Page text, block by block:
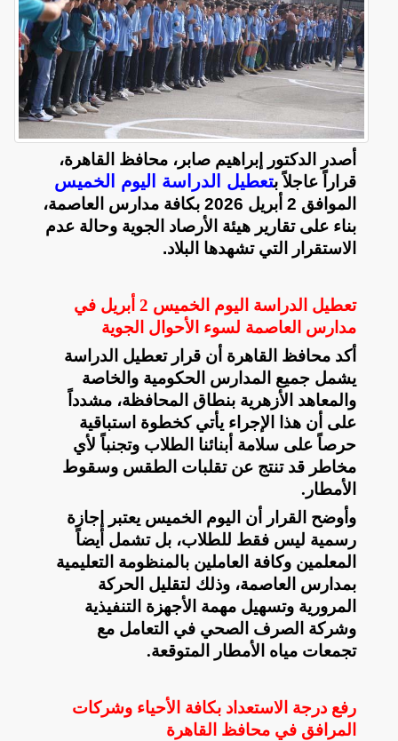
أصدر الدكتور إبراهيم صابر، محافظ القاهرة،
قراراً عاجلاً بتعطيل الدراسة اليوم الخميس
الموافق 2 أبريل 2026 بكافة مدارس العاصمة
،
بناء على تقارير هيئة الأرصاد الجوية وحالة عدم
الاستقرار التي تشهدها البلاد.
تعطيل الدراسة اليوم الخميس 2 أبريل في
مدارس العاصمة لسوء الأحوال الجوية
​أكد محافظ القاهرة أن قرار تعطيل الدراسة
يشمل جميع المدارس الحكومية والخاصة
والمعاهد الأزهرية بنطاق المحافظة، مشدداً
على أن هذا الإجراء يأتي كخطوة استباقية
حرصاً على سلامة أبنائنا الطلاب وتجنباً لأي
مخاطر قد تنتج عن تقلبات الطقس وسقوط
الأمطار .
​وأوضح القرار أن اليوم الخميس يعتبر إجازة
رسمية ليس فقط للطلاب، بل تشمل أيضاً
المعلمين وكافة العاملين بالمنظومة التعليمية
بمدارس العاصمة، وذلك لتقليل الحركة
المرورية وتسهيل مهمة الأجهزة التنفيذية
وشركة الصرف الصحي في التعامل مع
تجمعات مياه الأمطار المتوقعة.
رفع درجة الاستعداد بكافة الأحياء وشركات
المرافق في محافظ القاهرة